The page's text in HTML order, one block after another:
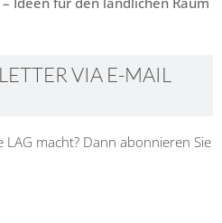
VIA E-MAIL
LAG macht? Dann abonnieren Sie